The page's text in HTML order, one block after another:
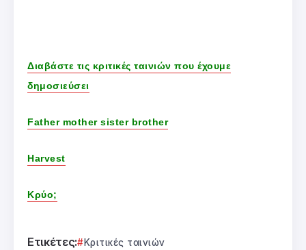
Διαβάστε τις κριτικές ταινιών που έχουμε
δημοσιεύσει
Father mother sister brother
Harvest
Κρύο;
Ετικέτες: Κριτικές ταινιών